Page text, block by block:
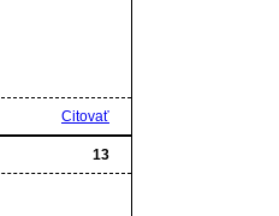
Citovať
13